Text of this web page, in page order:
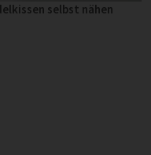
selbst nähen